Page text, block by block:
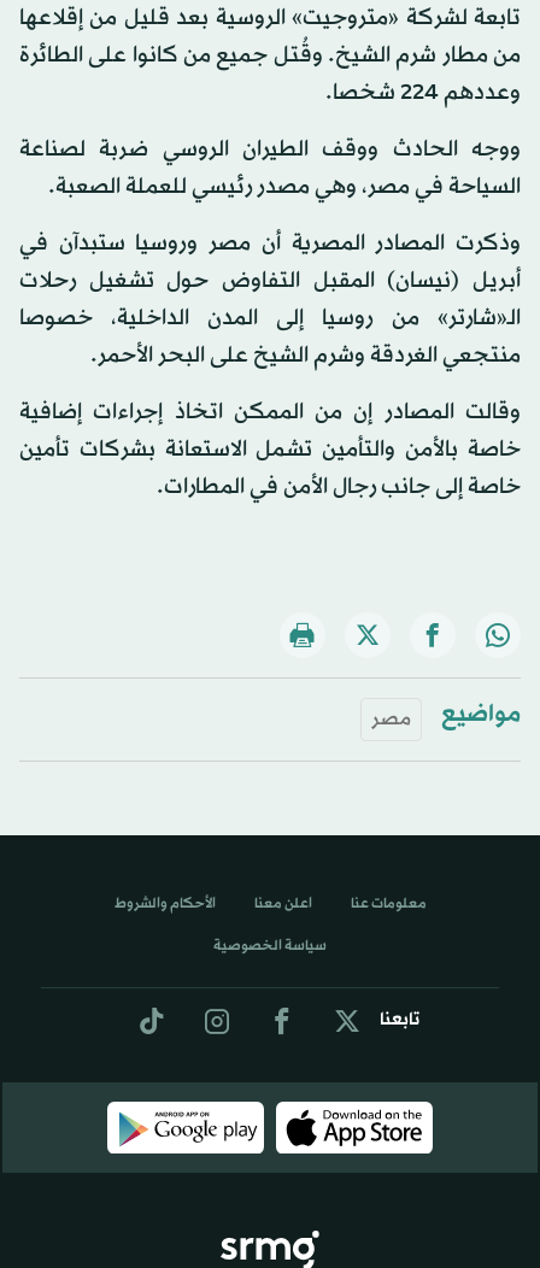
تابعة لشركة «متروجيت» الروسية بعد قليل من إقلاعها
من مطار شرم الشيخ. وقُتل جميع من كانوا على الطائرة
وعددهم 224 شخصا.
ووجه الحادث ووقف الطيران الروسي ضربة لصناعة
السياحة في مصر، وهي مصدر رئيسي للعملة الصعبة.
وذكرت المصادر المصرية أن مصر وروسيا ستبدآن في
أبريل (نيسان) المقبل التفاوض حول تشغيل رحلات
الـ«شارتر» من روسيا إلى المدن الداخلية، خصوصا
منتجعي الغردقة وشرم الشيخ على البحر الأحمر.
وقالت المصادر إن من الممكن اتخاذ إجراءات إضافية
خاصة بالأمن والتأمين تشمل الاستعانة بشركات تأمين
خاصة إلى جانب رجال الأمن في المطارات.
مواضيع مصر
تابعنا
معلومات عنا اعلن معنا الأحكام والشروط
سياسة الخصوصية